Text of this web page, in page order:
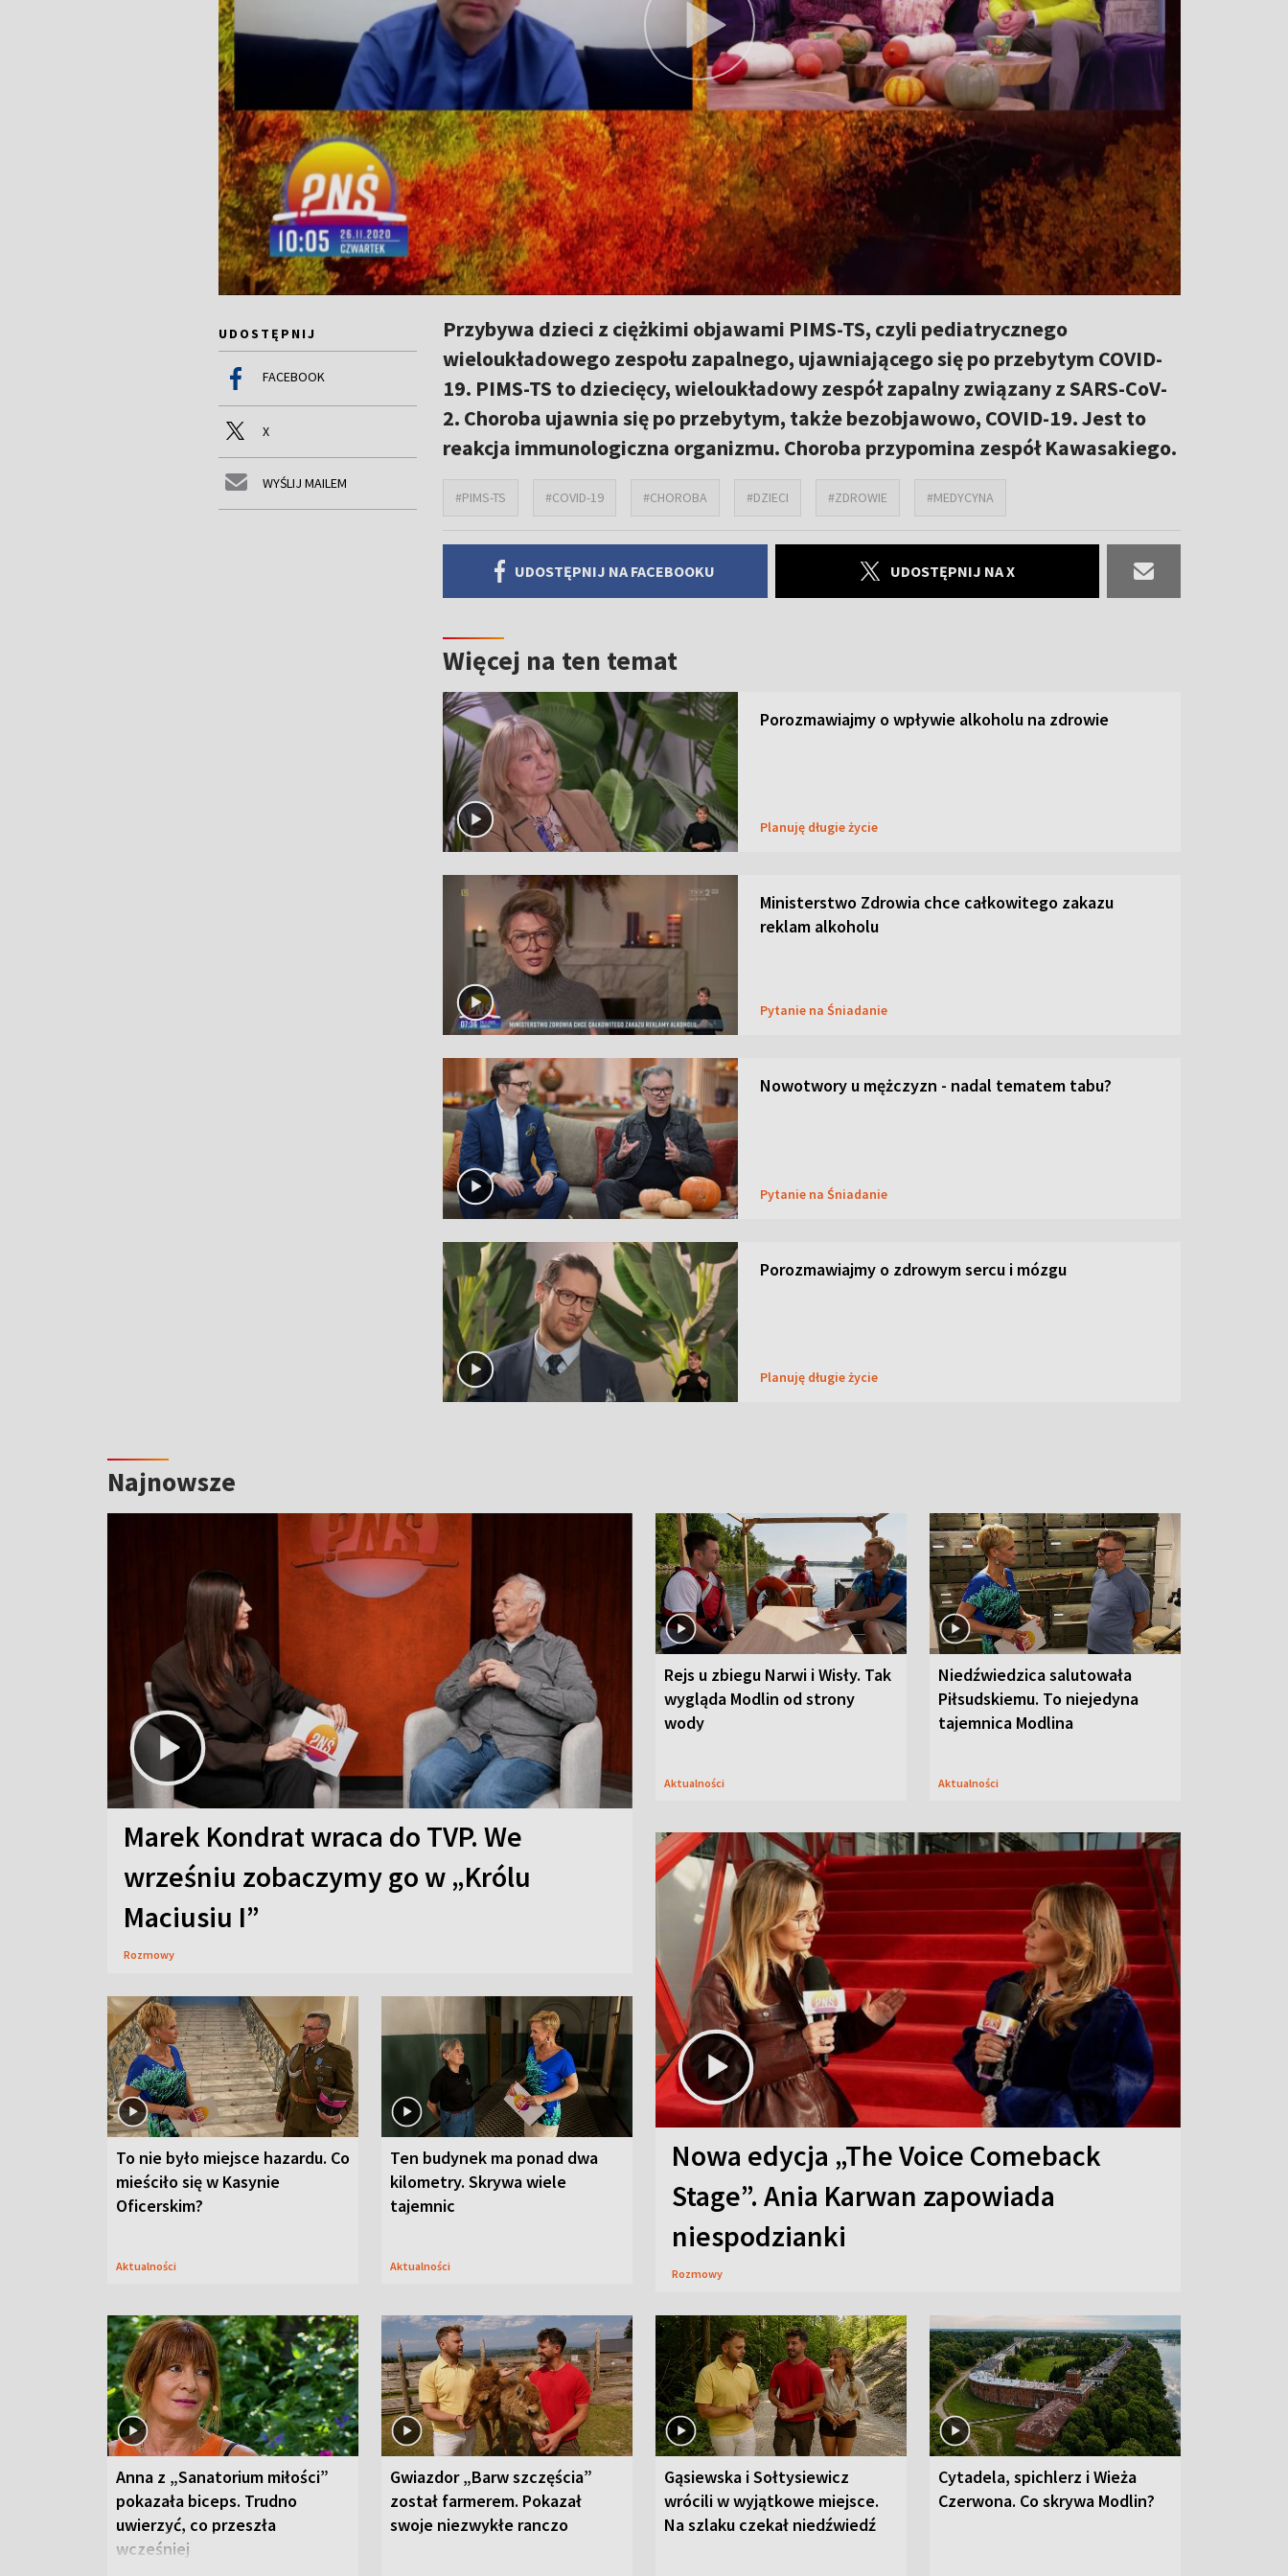
UDOSTĘPNIJ
FACEBOOK
X
WYŚLIJ MAILEM
Przybywa dzieci z ciężkimi objawami PIMS-TS, czyli pediatrycznego
wieloukładowego zespołu zapalnego, ujawniającego się po przebytym COVID-
19. PIMS-TS to dziecięcy, wieloukładowy zespół zapalny związany z SARS-CoV-
2. Choroba ujawnia się po przebytym, także bezobjawowo, COVID-19. Jest to
reakcja immunologiczna organizmu. Choroba przypomina zespół Kawasakiego.
#PIMS-TS #COVID-19 #CHOROBA #DZIECI #ZDROWIE #MEDYCYNA
UDOSTĘPNIJ NA FACEBOOKU UDOSTĘPNIJ NA X
Więcej na ten temat
Porozmawiajmy o wpływie alkoholu na zdrowie
Planuję długie życie
Ministerstwo Zdrowia chce całkowitego zakazu
reklam alkoholu
Pytanie na Śniadanie
Nowotwory u mężczyzn - nadal tematem tabu?
Pytanie na Śniadanie
Porozmawiajmy o zdrowym sercu i mózgu
Planuję długie życie
Najnowsze
Marek Kondrat wraca do TVP. We
wrześniu zobaczymy go w „Królu
Maciusiu I”
Rozmowy
Rejs u zbiegu Narwi i Wisły. Tak
wygląda Modlin od strony
wody
Aktualności
Niedźwiedzica salutowała
Piłsudskiemu. To niejedyna
tajemnica Modlina
Aktualności
To nie było miejsce hazardu. Co
mieściło się w Kasynie
Oficerskim?
Aktualności
Ten budynek ma ponad dwa
kilometry. Skrywa wiele
tajemnic
Aktualności
Nowa edycja „The Voice Comeback
Stage”. Ania Karwan zapowiada
niespodzianki
Rozmowy
Anna z „Sanatorium miłości”
pokazała biceps. Trudno
uwierzyć, co przeszła
wcześniej
Gwiazdor „Barw szczęścia”
został farmerem. Pokazał
swoje niezwykłe ranczo
Gąsiewska i Sołtysiewicz
wrócili w wyjątkowe miejsce.
Na szlaku czekał niedźwiedź
Cytadela, spichlerz i Wieża
Czerwona. Co skrywa Modlin?